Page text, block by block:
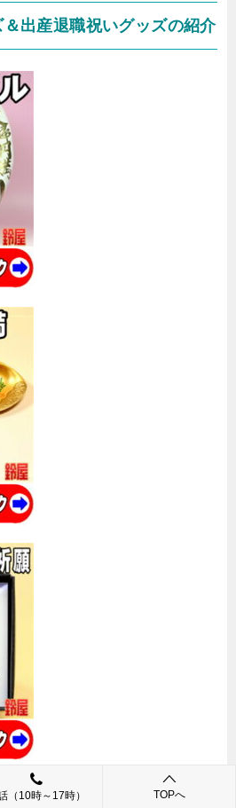
出産退職祝いグッズの紹介
（10時～17時） TOPへ